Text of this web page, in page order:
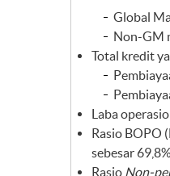
Global
Non-GM
Total kredit
Laba
Rasio BOPO
sebesar
Rasio Non-